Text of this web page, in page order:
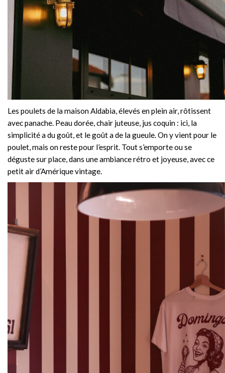
Les poulets de la maison Aldabia, élevés en plein air, rôtissent
avec panache. Peau dorée, chair juteuse, jus coquin : ici, la
simplicité a du goût, et le goût a de la gueule. On y vient pour le
poulet, mais on reste pour l’esprit. Tout s’emporte ou se
déguste sur place, dans une ambiance rétro et joyeuse, avec ce
petit air d’Amérique vintage.